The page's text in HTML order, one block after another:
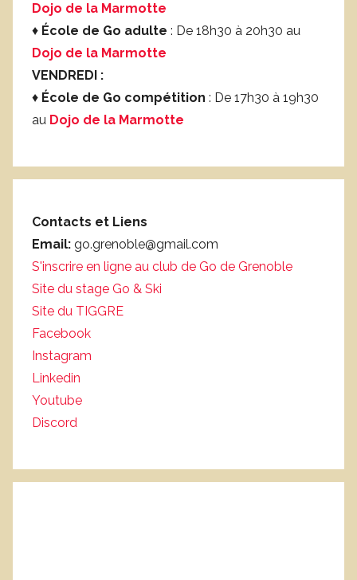
Dojo de la Marmotte
♦ École de Go adulte : De 18h30 à 20h30 au
Dojo de la Marmotte
VENDREDI :
♦ École de Go compétition : De 17h30 à 19h30
au Dojo de la Marmotte
Contacts et Liens
Email: go.grenoble@gmail.com
S'inscrire en ligne au club de Go de Grenoble
Site du stage Go & Ski
Site du TIGGRE
Facebook
Instagram
Linkedin
Youtube
Discord